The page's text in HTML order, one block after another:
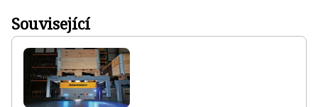
Související